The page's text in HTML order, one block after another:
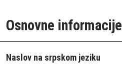
Osnovne informacije
Naslov na srpskom jeziku